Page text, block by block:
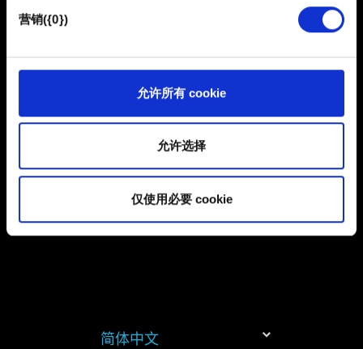
也可能与我们的合作伙伴分享我们的 Cookie 片段。但是，
使用所有这些非强制性的 Cookie 都需要提前获取您的许
您可以在下面的"设置"菜单中找到有关我们使用 Cookie 的
其中的内容并准备好继续，请点击"确定"。
营销({0})
允许所有 cookie
允许选择
仅使用必要 cookie
有关个人数据的信息
简体中文